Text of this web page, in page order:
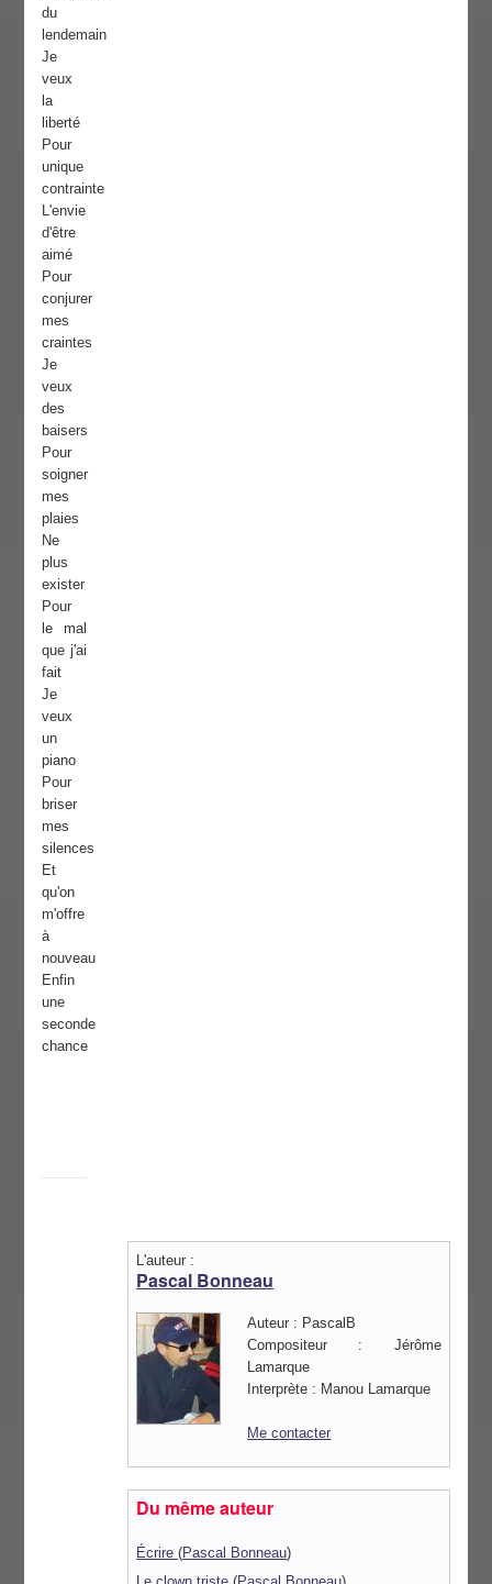
du
lendemain
Je
veux
la
liberté
Pour
unique
contrainte
L'envie
d'être
aimé
Pour
conjurer
mes
craintes
Je
veux
des
baisers
Pour
soigner
mes
plaies
Ne
plus
exister
Pour
le mal
que j'ai
fait
Je
veux
un
piano
Pour
briser
mes
silences
Et
qu'on
m'offre
à
nouveau
Enfin
une
seconde
chance
L'auteur :
Pascal Bonneau
Auteur : PascalB
Compositeur : Jérôme
Lamarque
Interprète : Manou Lamarque
Me contacter
Du même auteur
Écrire(Pascal Bonneau)